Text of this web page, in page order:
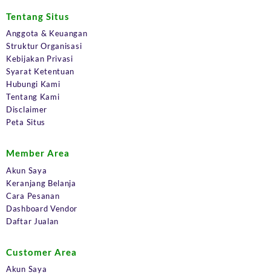
Tentang Situs
Anggota & Keuangan
Struktur Organisasi
Kebijakan Privasi
Syarat Ketentuan
Hubungi Kami
Tentang Kami
Disclaimer
Peta Situs
Member Area
Akun Saya
Keranjang Belanja
Cara Pesanan
Dashboard Vendor
Daftar Jualan
Customer Area
Akun Saya